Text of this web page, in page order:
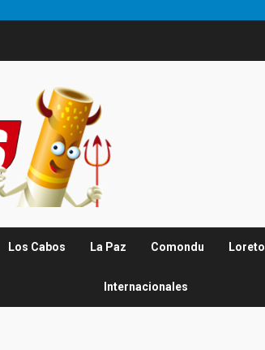
Los Cabos La Paz Comondu Loreto
Internacionales